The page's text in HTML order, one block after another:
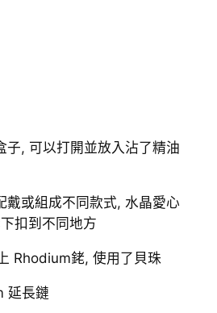
子, 可以打開並放入沾了精油
戴或組成不同款式, 水晶愛心
扣到不同地方
Rhodium銠, 使用了貝珠
延長鏈